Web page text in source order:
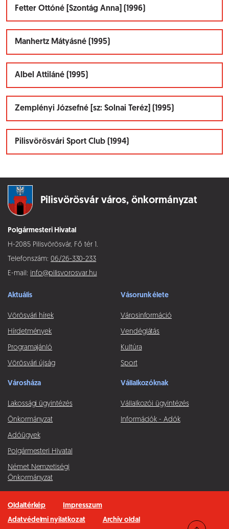
Fetter Ottóné [Szontág Anna] (1996)
Manhertz Mátyásné (1995)
Albel Attiláné (1995)
Zemplényi Józsefné [sz: Solnai Teréz] (1995)
Pilisvörösvári Sport Club (1994)
Pilisvörösvár város, önkormányzat
Polgármesteri Hivatal
H-2085 Pilisvörösvár, Fő tér 1.
Telefonszám: 06/26-330-233
E-mail: info@pilisvorosvar.hu
Aktuális
Vörösvári hírek
Hírdetmények
Programajánló
Vörösvári újság
Vásorunk élete
Városinformáció
Vendéglátás
Kultúra
Sport
Városháza
Lakossági ügyintézés
Önkormányzat
Adóügyek
Polgármesteri Hivatal
Német Nemzetiségi
Önkormányzat
Vállalkozóknak
Vállalkozói ügyintézés
Információk - Adók
Oldaltérkép
Impresszum
Adatvédelmi nyilatkozat
Archív oldal